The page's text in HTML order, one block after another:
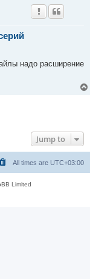
надо расширение
Jump to
All times are UTC+03:00
Limited